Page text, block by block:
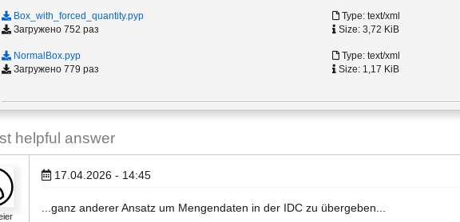
Box_with_forced_quantity.pyp
Type: text/xml
Загружено 752 раз
Size: 3,72 KiB
NormalBox.pyp
Type: text/xml
Загружено 779 раз
Size: 1,17 KiB
helpful answer
17.04.2026 - 14:45
...ganz anderer Ansatz um Mengendaten in der IDC zu übergeben...